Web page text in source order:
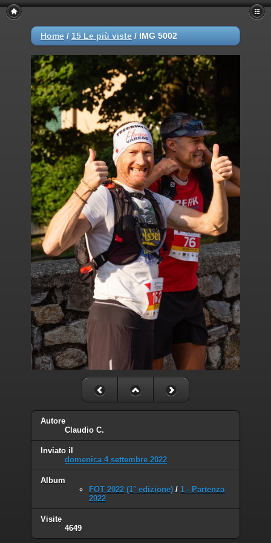
Home / 15 Le più viste / IMG 5002
Autore
Claudio C.
Inviato il
domenica 4 settembre 2022
Album
FOT 2022 (1° edizione) / 1 - Partenza
2022
Visite
4649